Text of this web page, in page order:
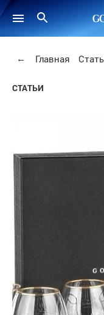
← Главная
СТАТЬИ